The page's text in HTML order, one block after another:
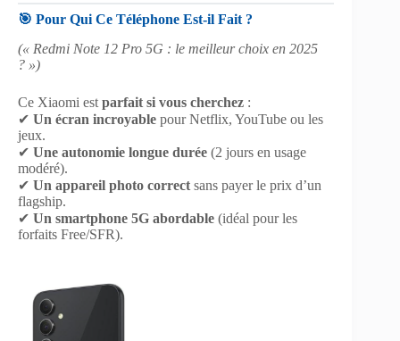
🎯 Pour Qui Ce Téléphone Est-il Fait ?
(« Redmi Note 12 Pro 5G : le meilleur choix en 2025
? »)
Ce Xiaomi est parfait si vous cherchez :
✔ Un écran incroyable pour Netflix, YouTube ou les
jeux.
✔ Une autonomie longue durée (2 jours en usage
modéré).
✔ Un appareil photo correct sans payer le prix d’un
flagship.
✔ Un smartphone 5G abordable (idéal pour les
forfaits Free/SFR).